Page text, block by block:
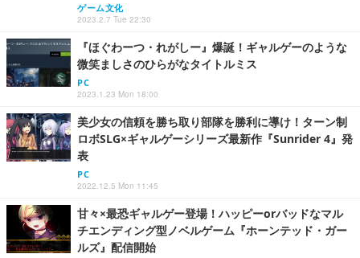
ゲーム文化
2023.2.7 Tue 22:30
『ほぐわーつ・れがしー』爆誕！ギャルゲーのような
微笑ましさのひらがなタイトルミス
PC
2023.1.23 Mon 18:00
美少女の信頼を勝ち取り部隊を勝利に導け！ターン制
ロボSLG×ギャルゲーシリーズ最新作『Sunrider 4』発
表
PC
2022.12.5 Mon 11:45
甘々×最恐ギャルゲー登場！ハッピーorバッドなマル
チエンディング型ノベルゲーム『ホーンテッド・ガー
ルズ』配信開始